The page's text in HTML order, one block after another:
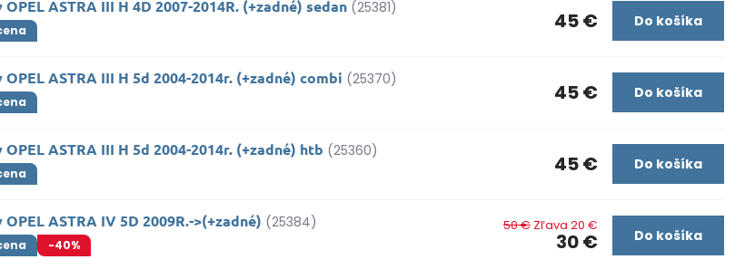
ASTRA III H 4D 2007-2014R. (+zadné) sedan (25381)
45 € Do košíka
ASTRA III H 5d 2004-2014r. (+zadné) combi (25370)
45 € Do košíka
ASTRA III H 5d 2004-2014r. (+zadné) htb (25360)
45 € Do košíka
ASTRA IV 5D 2009R.->(+zadné) (25384)
-40% 30 €
50 € Zľava 20 €
Do košíka